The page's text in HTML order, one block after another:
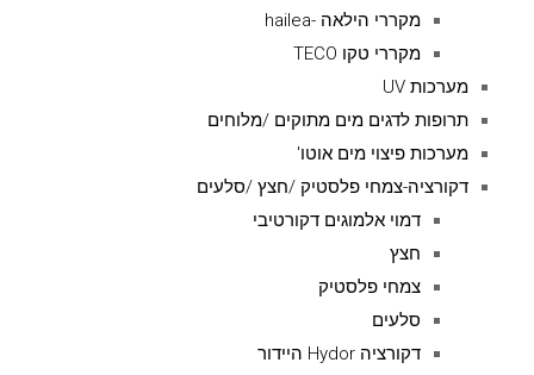
מקררי הילאה -hailea
מקררי טקו TECO
מערכות UV
תרופות לדגים מים מתוקים /מלוחים
מערכות פיצוי מים אוטו'
דקורציה-צמחי פלסטיק /חצץ /סלעים
דמוי אלמוגים דקורטיבי
חצץ
צמחי פלסטיק
סלעים
דקורציה Hydor היידור